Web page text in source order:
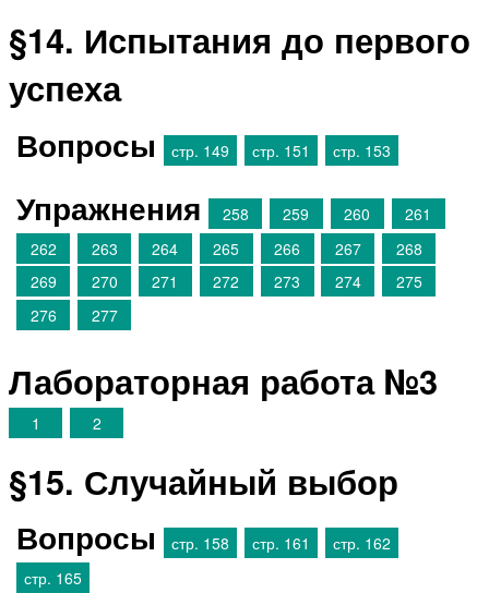
§14. Испытания до первого
успеха
Вопросы стр. 149 стр. 151 стр. 153
Упражнения 258 259 260
261
262
263 264 265 266 267
268
269
270 271 272 273 274
275
276
277
Лабораторная работа №3
1 2
§15. Случайный выбор
Вопросы стр. 158 стр. 161
стр. 162
стр. 165